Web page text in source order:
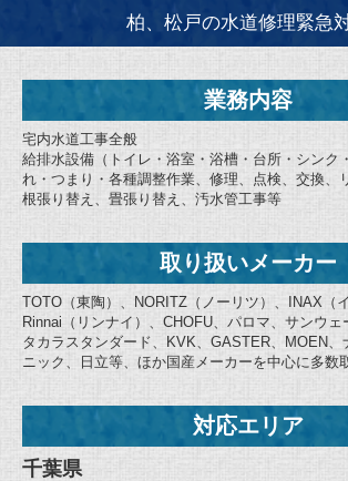
柏、松戸の水道修理緊急
業務内容
宅内水道工事全般
給排水設備（トイレ・浴室・浴槽・台所・シンク
れ・つまり・各種調整作業、修理、点検、交換、
根張り替え、畳張り替え、汚水管工事等
取り扱いメーカー
TOTO（東陶）、NORITZ（ノーリツ）、INAX（
Rinnai（リンナイ）、CHOFU、パロマ、サンウェ
タカラスタンダード、KVK、GASTER、MOEN、
ニック、日立等、ほか国産メーカーを中心に多数
対応エリア
千葉県